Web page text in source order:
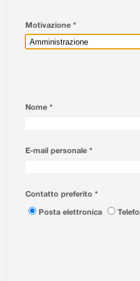
Motivazione *
Nome *
E-mail personale *
Contatto preferito *
Posta elettronica